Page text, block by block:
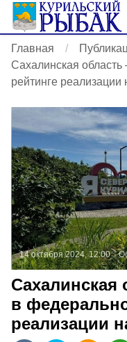
Главная
Сахалинская
рейтинге реализации
14 октября 2024, 12:00
Сахалинская
в
реализации